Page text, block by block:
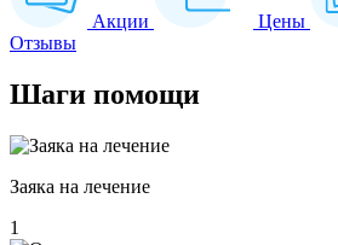
Акции Цены
Отзывы
Шаги помощи
Заяка на лечение
1